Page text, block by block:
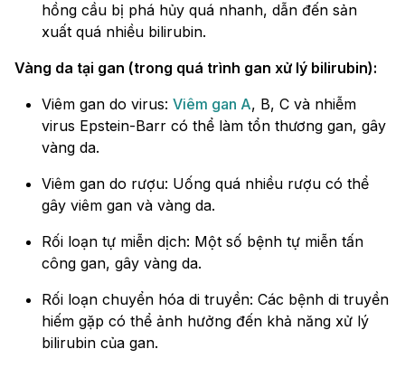
hồng cầu bị phá hủy quá nhanh, dẫn đến sản
xuất quá nhiều bilirubin.
Vàng da tại gan (trong quá trình gan xử lý bilirubin):
Viêm gan do virus: Viêm gan A, B, C và nhiễm
virus Epstein-Barr có thể làm tổn thương gan, gây
vàng da.
Viêm gan do rượu: Uống quá nhiều rượu có thể
gây viêm gan và vàng da.
Rối loạn tự miễn dịch: Một số bệnh tự miễn tấn
công gan, gây vàng da.
Rối loạn chuyển hóa di truyền: Các bệnh di truyền
hiếm gặp có thể ảnh hưởng đến khả năng xử lý
bilirubin của gan.